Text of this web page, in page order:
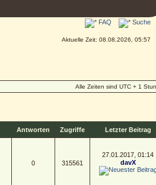
FAQ Suche
Aktuelle Zeit: 08.08.2026, 05:57
Alle Zeiten sind UTC + 1
Antworten Zugriffe Letzter Beitrag
0 315561
27.01.2017, 01:14
davX